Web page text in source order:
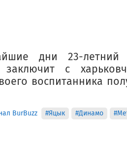
дни 23-летний
с
воспитанника
BurBuzz #Яцык #Динамо